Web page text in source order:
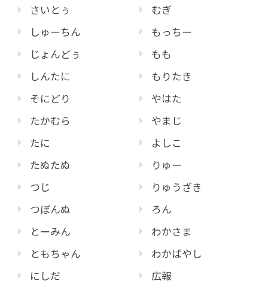
さいとぅ
しゅーちん
じょんどぅ
しんたに
そにどり
たかむら
たに
たぬたぬ
つじ
つぼんぬ
とーみん
ともちゃん
にしだ
むぎ
もっちー
もも
もりたき
やはた
やまじ
よしこ
りゅー
りゅうざき
ろん
わかさま
わかばやし
広報